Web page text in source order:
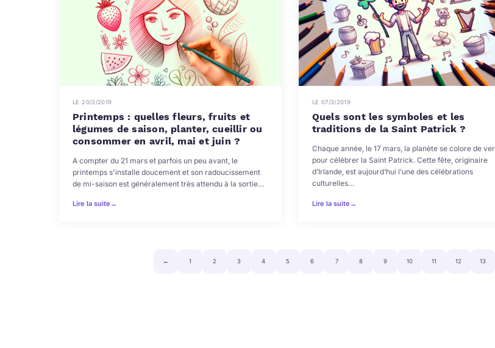
LE 20/3/2019
Printemps : quelles fleurs, fruits et
légumes de saison, planter, cueillir ou
consommer en avril, mai et juin ?
A compter du 21 mars et parfois un peu avant, le
printemps s'installe doucement et son radoucissement
de mi-saison est généralement très attendu à la sortie…
Lire la suite →
LE 07/3/2019
Quels sont les symboles et les
traditions de la Saint Patrick ?
Chaque année, le 17 mars, la planète se colore de
pour célébrer la Saint Patrick. Cette fête, originaire
d’Irlande, est aujourd’hui l’une des célébrations
culturelles…
Lire la suite →
← 1 2 3 4 5 6 7 8 9 10 11 12 13